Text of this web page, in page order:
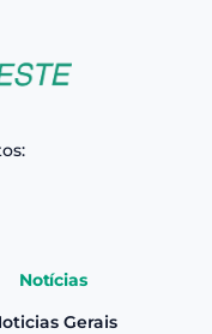
Notícias
Gerais